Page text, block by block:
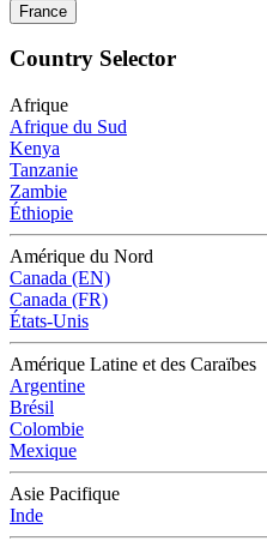
France
Country Selector
Afrique
Afrique du Sud
Kenya
Tanzanie
Zambie
Éthiopie
Amérique du Nord
Canada (EN)
Canada (FR)
États-Unis
Amérique Latine et des Caraïbes
Argentine
Brésil
Colombie
Mexique
Asie Pacifique
Inde